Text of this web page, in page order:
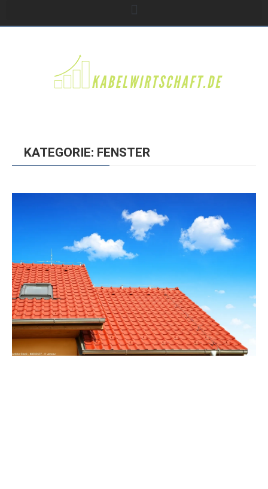
KATEGORIE: FENSTER